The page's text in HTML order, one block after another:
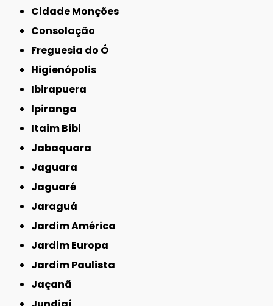
Cidade Monções
Consolação
Freguesia do Ó
Higienópolis
Ibirapuera
Ipiranga
Itaim Bibi
Jabaquara
Jaguara
Jaguaré
Jaraguá
Jardim América
Jardim Europa
Jardim Paulista
Jaçanã